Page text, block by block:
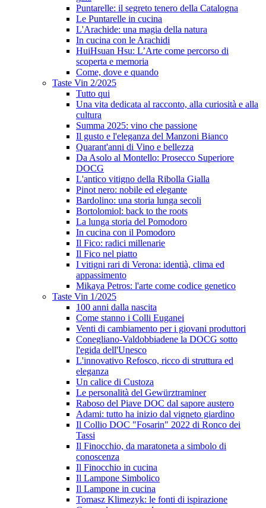
Puntarelle: il segreto tenero della Catalogna
Le Puntarelle in cucina
L'Arachide: una magia della natura
In cucina con le Arachidi
HuiHsuan Hsu: L’Arte come percorso di
scoperta e memoria
Come, dove e quando
Taste Vin 2/2025
Tutto qui
Una vita dedicata al racconto, alla curiosità e alla
cultura
Summa 2025: vino che passione
Il gusto e l'eleganza del Manzoni Bianco
Quarant'anni di Vino e bellezza
Da Asolo al Montello: Prosecco Superiore
DOCG
L'antico vitigno della Ribolla Gialla
Pinot nero: nobile ed elegante
Bardolino: una storia lunga secoli
Bortolomiol: back to the roots
La lunga storia del Pomodoro
In cucina con il Pomodoro
Il Fico: radici millenarie
Il Fico nel piatto
I vitigni rari di Verona: identià, clima ed
appassimento
Mikaya Petros: l'arte come codice genetico
Taste Vin 1/2025
100 anni dalla nascita
Come stanno i Colli Euganei
Venti di cambiamento per i giovani produttori
Conegliano-Valdobbiadene la DOCG sotto
l'egida dell'Unesco
L'innovativo Refosco, ricco di struttura ed
eleganza
Un calice di Custoza
Le personalità del Gewürztraminer
Raboso del Piave DOC dal sapore austero
Adami: tutto ha inizio dal vigneto giardino
Il Collio DOC "Fosarin" 2022 di Ronco dei
Tassi
Il Finocchio, da maratoneta a simbolo di
conoscenza
Il Finocchio in cucina
Il Lampone Simbolico
Il Lampone in cucina
Tomasz Klimezyk: le fonti di ispirazione